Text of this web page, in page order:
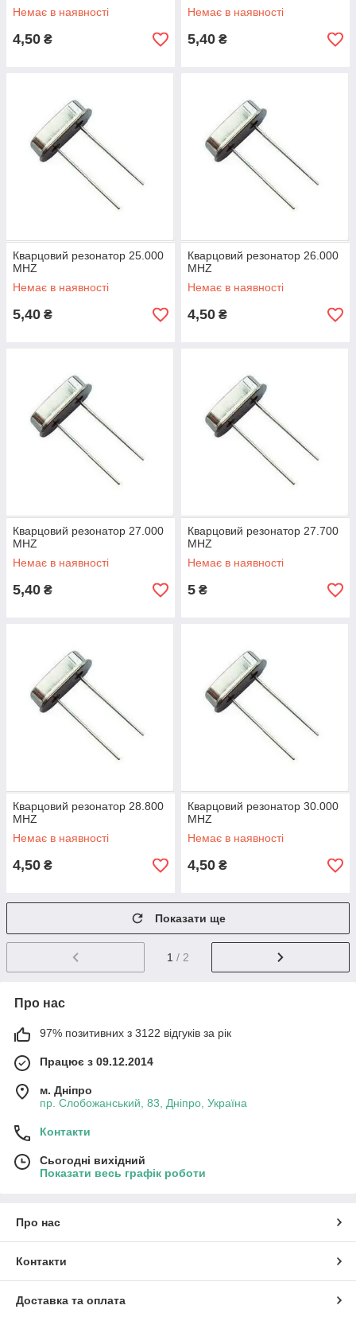
Немає в наявності
4,50 ₴
Немає в наявності
5,40 ₴
Кварцовий резонатор 25.000
MHZ
Немає в наявності
5,40 ₴
Кварцовий резонатор 26.000
MHZ
Немає в наявності
4,50 ₴
Кварцовий резонатор 27.000
MHZ
Немає в наявності
5,40 ₴
Кварцовий резонатор 27.700
MHZ
Немає в наявності
5 ₴
Кварцовий резонатор 28.800
MHZ
Немає в наявності
4,50 ₴
Кварцовий резонатор 30.000
MHZ
Немає в наявності
4,50 ₴
Показати ще
1 / 2
Про нас
97% позитивних з 3122 відгуків за рік
Працює з 09.12.2014
м. Дніпро
пр. Слобожанський, 83, Дніпро, Україна
Контакти
Сьогодні вихідний
Показати весь графік роботи
Про нас
Контакти
Доставка та оплата